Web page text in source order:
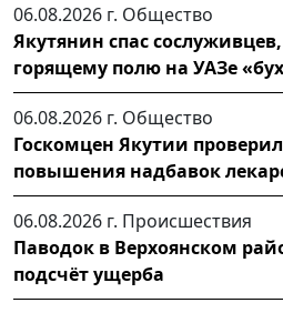
06.08.2026 г. Общество
Якутянин спас
горящему полю на УАЗе
06.08.2026 г. Общество
Госкомцен Якутии
повышения надбавок
06.08.2026 г. Происшествия
Паводок в Верхоянском
подсчёт ущерба